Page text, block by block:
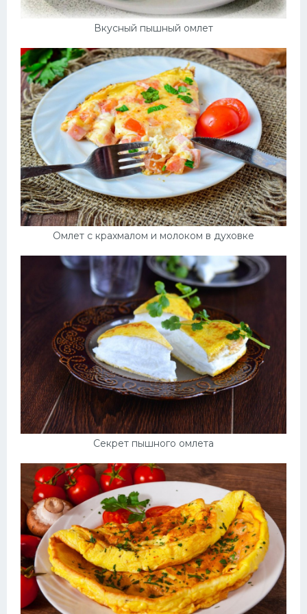
Вкусный пышный омлет
Омлет с крахмалом и молоком в духовке
Секрет пышного омлета